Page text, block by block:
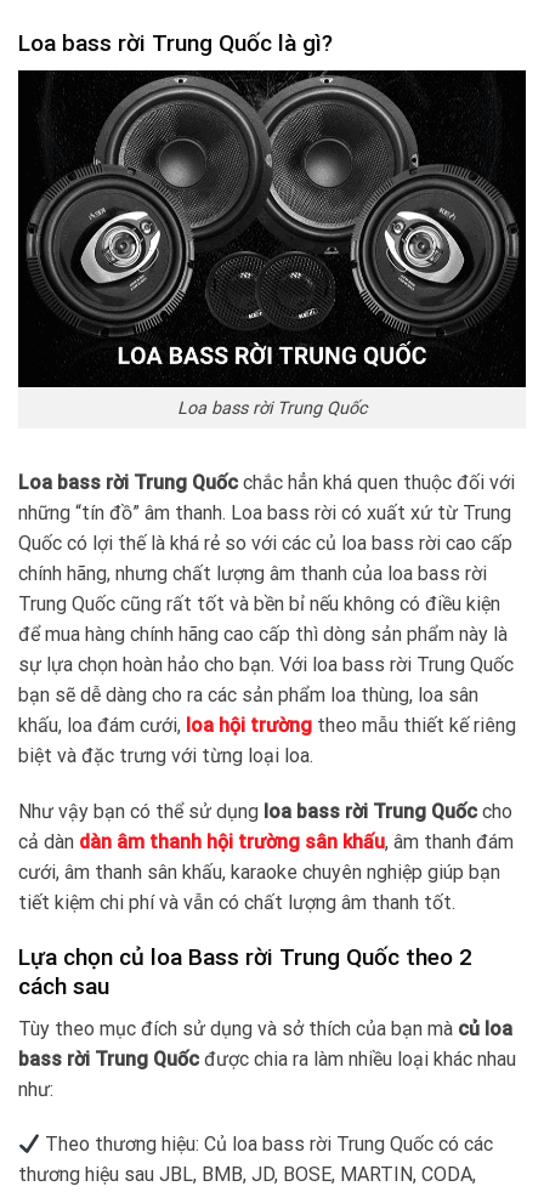
Loa bass rời Trung Quốc là gì?
Loa bass rời Trung Quốc
Loa bass rời Trung Quốc chắc hẳn khá quen thuộc đối với
những “tín đồ” âm thanh. Loa bass rời có xuất xứ từ Trung
Quốc có lợi thế là khá rẻ so với các củ loa bass rời cao cấp
chính hãng, nhưng chất lượng âm thanh của loa bass rời
Trung Quốc cũng rất tốt và bền bỉ nếu không có điều kiện
để mua hàng chính hãng cao cấp thì dòng sản phẩm này là
sự lựa chọn hoàn hảo cho bạn. Với loa bass rời Trung Quốc
bạn sẽ dễ dàng cho ra các sản phẩm loa thùng, loa sân
khấu, loa đám cưới, loa hội trường theo mẫu thiết kế riêng
biệt và đặc trưng với từng loại loa.
Như vậy bạn có thể sử dụng loa bass rời Trung Quốc cho
cả dàn dàn âm thanh hội trường sân khấu, âm thanh đám
cưới, âm thanh sân khấu, karaoke chuyên nghiệp giúp bạn
tiết kiệm chi phí và vẫn có chất lượng âm thanh tốt.
Lựa chọn củ loa Bass rời Trung Quốc theo 2
cách sau
Tùy theo mục đích sử dụng và sở thích của bạn mà củ loa
bass rời Trung Quốc được chia ra làm nhiều loại khác nhau
như:
Theo thương hiệu: Củ loa bass rời Trung Quốc có các
thương hiệu sau JBL, BMB, JD, BOSE, MARTIN, CODA,